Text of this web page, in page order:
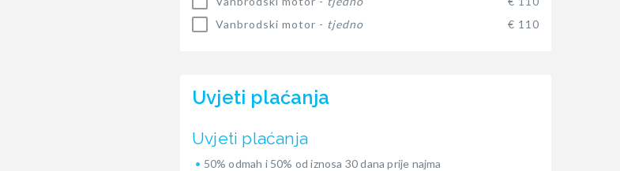
Vanbrodski motor - tjedno € 110
Uvjeti plaćanja
Uvjeti plaćanja
50% odmah i 50% od iznosa 30 dana prije najma